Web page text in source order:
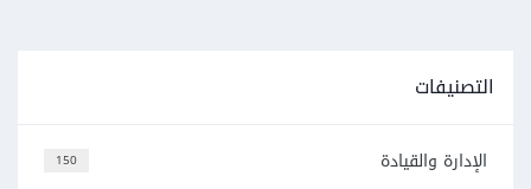
التصنيفات
150 الإدارة والقيادة